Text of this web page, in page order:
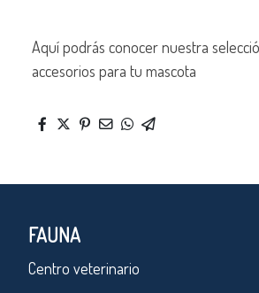
Aquí podrás conocer nuestra
accesorios para tu mascota
FAUNA
Centro veterinario